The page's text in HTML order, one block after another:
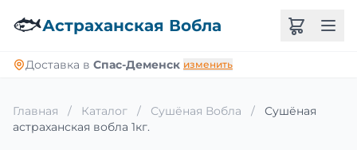
🐟Астраханская Вобла
Доставка в Спас-Деменск изменить
Главная / Каталог / Сушёная Вобла /
Сушёная
астраханская вобла 1кг.